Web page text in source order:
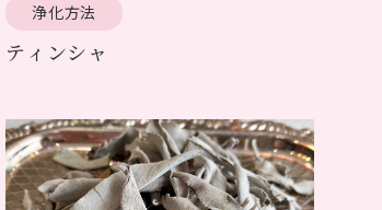
浄化方法
ティンシャ